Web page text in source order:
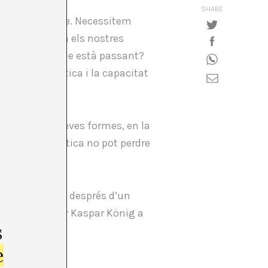
se. Necessitem
I aquí tenim els nostres
el que està passant?
capacitat crítica i la capacitat
en les seves formes, en la
la crítica no pot perdre
de la crítica després d’un
per Kaspar König a
SHARE